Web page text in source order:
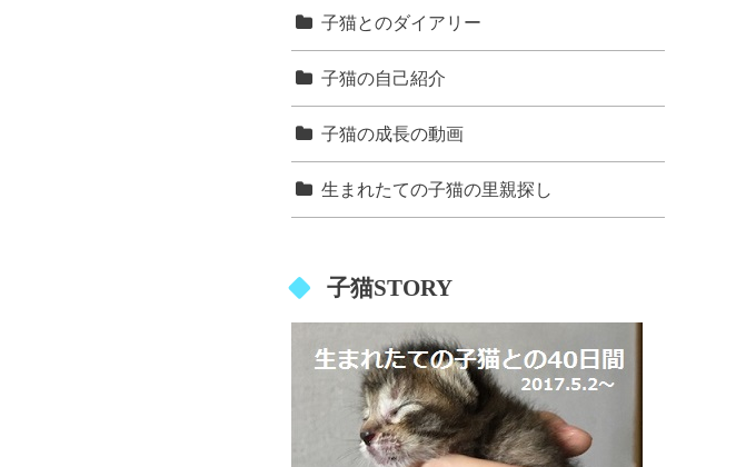
子猫とのダイアリー
子猫の自己紹介
子猫の成長の動画
生まれたての子猫の里親探し
子猫STORY